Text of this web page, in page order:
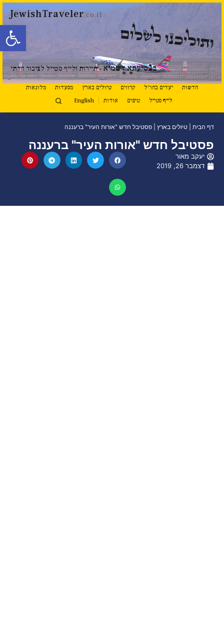
פתח
JewishTraveler.co.il
ותוליכנו לשלום
בנסיעתא דשמיא - תיירות ולייף סטייל לציבור הדתי
חדשות יעדים בחו"ל קרוזים טיולים בארץ מסעדות
מלונאות
לייף סטייל
טיפים אודות English
דף הבית טיולים בארץ פסטיבל חדש "אורות העיר" ברעננה
פסטיבל חדש "אורות העיר" ברעננה
יעקב מאור
דצמבר 26, 2019